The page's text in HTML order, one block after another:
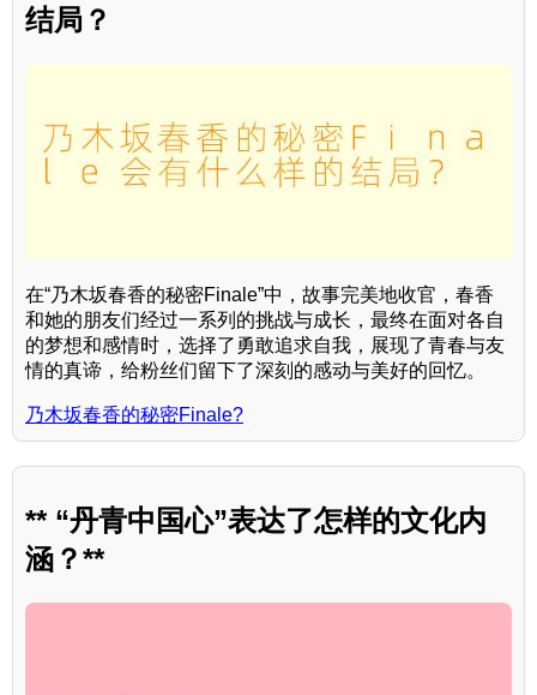
结局？
在“乃木坂春香的秘密Finale”中，故事完美地收官，春香
和她的朋友们经过一系列的挑战与成长，最终在面对各自
的梦想和感情时，选择了勇敢追求自我，展现了青春与友
情的真谛，给粉丝们留下了深刻的感动与美好的回忆。
乃木坂春香的秘密Finale?
** “丹青中国心”表达了怎样的文化内
涵？**